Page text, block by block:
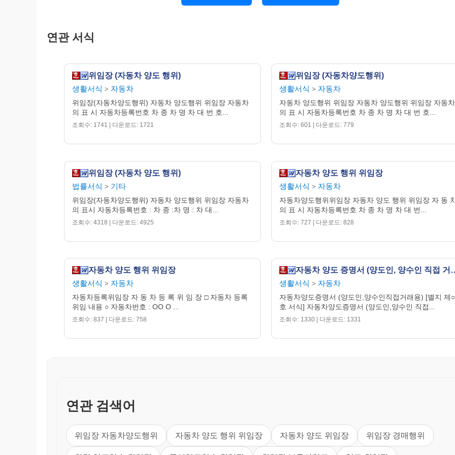
연관 서식
위임장 (자동차 양도 행위)
생활서식 > 자동차
위임장(자동차양도행위) 자동차 양도행위 위임장 자동차
의 표 시 자동차등록번호 차 종 차 명 차 대 번 호...
조회수: 1741 | 다운로드: 1721
위임장 (자동차양도행위)
생활서식 > 자동차
자동차 양도행위 위임장 자동차 양도행위 위임장 자동차
의 표 시 자동차등록번호 차 종 차 명 차 대 번 호...
조회수: 601 | 다운로드: 779
위임장 (자동차 양도 행위)
법률서식 > 기타
위임장(자동차양도행위) 자동차 양도행위 위임장 자동차
의 표시 자동차등록번호 : 차 종 :차 명 : 차 대...
조회수: 4318 | 다운로드: 4925
자동차 양도 행위 위임장
생활서식 > 자동차
자동차양도행위위임장 자동차 양도 행위 위임장 자 동
의 표 시 자동차등록번호 차 종 차 명 차 대 번...
조회수: 727 | 다운로드: 828
자동차 양도 행위 위임장
생활서식 > 자동차
자동차등록위임장 자 동 차 등 록 위 임 장 □ 자동차 등록
위임 내용 ○ 자동차번호 : OO O ...
조회수: 837 | 다운로드: 758
자동차 양도 증명
생활서식 > 자동차
자동차양도증명서 (양도인,양수인직접거래용) [별지 제○
호 서식] 자동차양도증명서 (양도인,양수인 직접...
조회수: 1330 | 다운로드: 1331
연관 검색어
위임장 자동차양도행위 자동차 양도 행위 위임장 자동차 양도 위임장 위임장 경매행위